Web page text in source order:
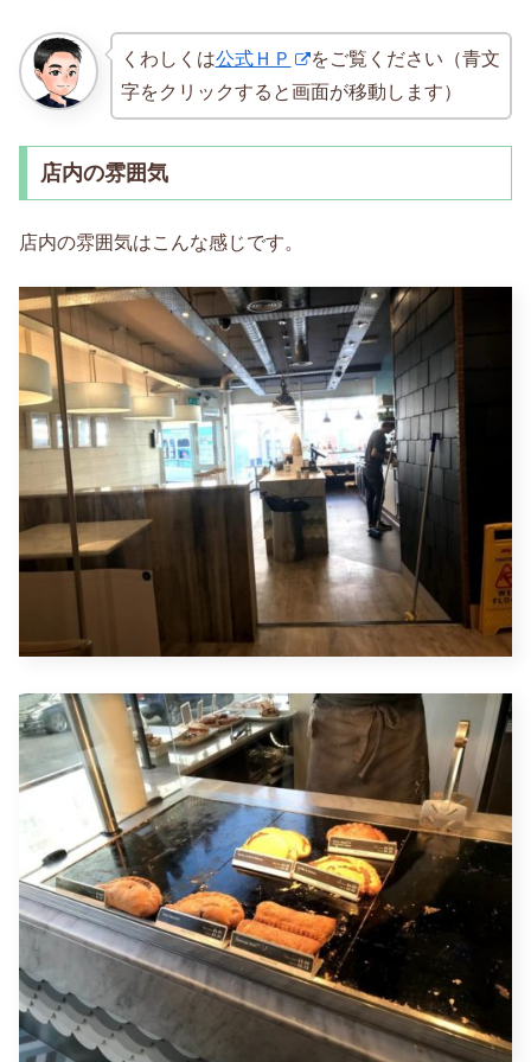
くわしくは公式ＨＰ
をご覧ください（青文
字をクリックすると画面が移動します）
店内の雰囲気
店内の雰囲気はこんな感じです。